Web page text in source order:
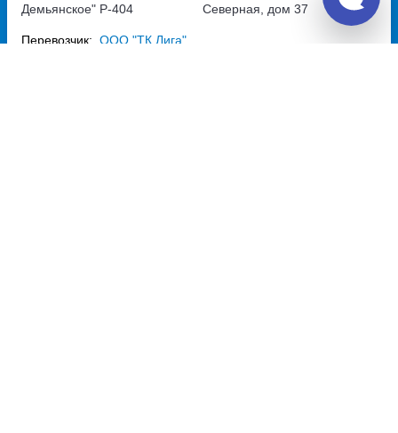
Демьянское" Р-404
Северная, дом 37
Перевозчик: ООО "ТК Лига"